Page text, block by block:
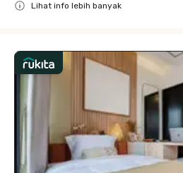
Lihat info lebih banyak